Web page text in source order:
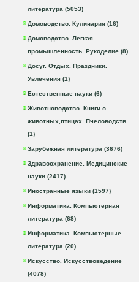
литература (5053)
Домоводство. Кулинария (16)
Домоводство. Легкая
промышленность. Рукоделие (8)
Досуг. Отдых. Праздники.
Увлечения (1)
Естественные науки (6)
Животноводство. Книги о
животных,птицах. Пчеловодств
(1)
Зарубежная литература (3676)
Здравоохранение. Медицинские
науки (2417)
Иностранные языки (1597)
Информатика. Компьютерная
литература (68)
Информатика. Компьютерные
литература (20)
Искусство. Искусствоведение
(4078)